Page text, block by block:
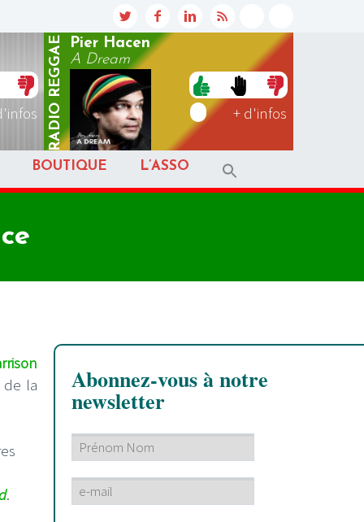
RADIO
REGGAE
Pier Hacen
A Dream
+ d'infos
BOUTIQUE L’ASSO
la
.
Abonnez-vous à notre
newsletter